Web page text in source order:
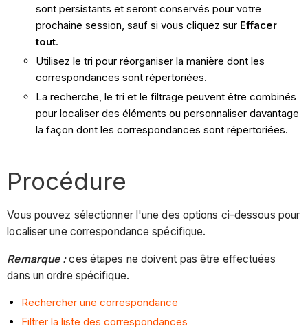
sont persistants et seront conservés pour votre
prochaine session, sauf si vous cliquez sur Effacer
tout.
Utilisez le tri pour réorganiser la manière dont les
correspondances sont répertoriées.
La recherche, le tri et le filtrage peuvent être combinés
pour localiser des éléments ou personnaliser davantage
la façon dont les correspondances sont répertoriées.
Procédure
Vous pouvez sélectionner l'une des options ci-dessous pour
localiser une correspondance spécifique.
Remarque :ces étapes ne doivent pas être effectuées
dans un ordre spécifique.
Rechercher une correspondance
Filtrer la liste des correspondances